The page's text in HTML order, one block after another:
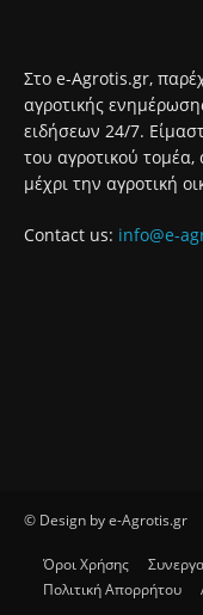
Στο e-Agrotis.gr,
αγροτικής
ειδήσεων 24/7.
του αγροτικού
μέχρι την αγροτική
Contact us: info@e-
© Design by e-Agrotis.gr
Όροι Χρήσης
Πολιτική Απορρήτου